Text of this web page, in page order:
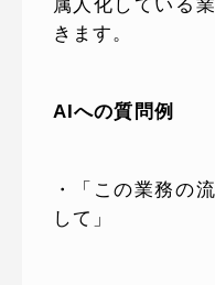
属人化している
きます。
AIへの質問例
・「この業務の
して」